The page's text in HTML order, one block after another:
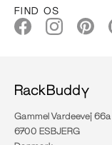
FIND OS
RackBuddy
Gammel Vardeevej 66a
6700 ESBJERG